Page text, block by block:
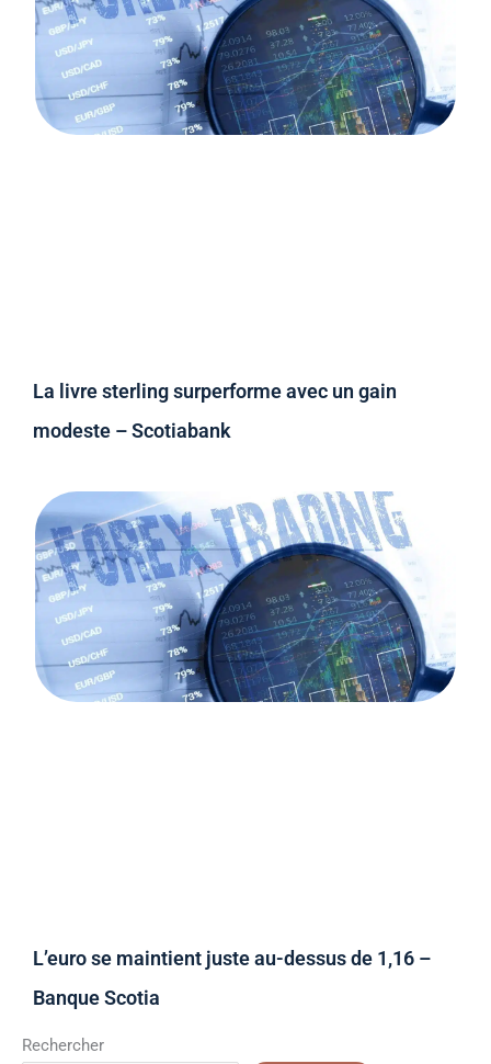
La livre sterling surperforme avec un gain
modeste – Scotiabank
L’euro se maintient juste au-dessus de 1,16 –
Banque Scotia
Rechercher